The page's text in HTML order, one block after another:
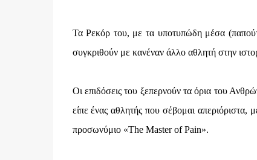
Τα Ρεκόρ του, με τα υποτυπώδη μέσα
συγκριθούν με κανέναν άλλο αθλητή στην
Οι επιδόσεις του ξεπερνούν τα όρια του
είπε ένας αθλητής που σέβομαι
προσωνύμιο «The Master of Pain».